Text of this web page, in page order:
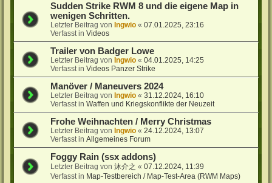
Sudden Strike RWM 8 und die eigene Map in
wenigen Schritten.
Letzter Beitrag vonIngwio «07.01.2025, 23:16
Verfasst inVideos
Trailer von Badger Lowe
Letzter Beitrag vonIngwio «04.01.2025, 14:25
Verfasst inVideos Panzer Strike
Manöver / Maneuvers 2024
Letzter Beitrag vonIngwio «31.12.2024, 16:10
Verfasst inWaffen und Kriegskonflikte der Neuzeit
Frohe Weihnachten / Merry Christmas
Letzter Beitrag vonIngwio «24.12.2024, 13:07
Verfasst inAllgemeines Forum
Foggy Rain (ssx addons)
Letzter Beitrag von沐介之 «07.12.2024, 11:39
Verfasst in Map-Testbereich / Map-Test-Area (RWM Maps)